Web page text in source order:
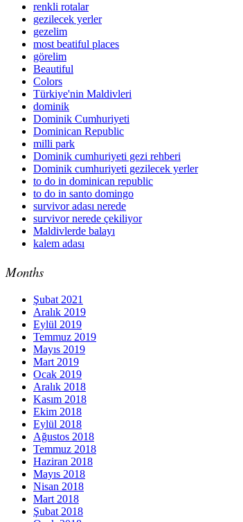
renkli rotalar
gezilecek yerler
gezelim
most beatiful places
görelim
Beautiful
Colors
Türkiye'nin Maldivleri
dominik
Dominik Cumhuriyeti
Dominican Republic
milli park
Dominik cumhuriyeti gezi rehberi
Dominik cumhuriyeti gezilecek yerler
to do in dominican republic
to do in santo domingo
survivor adası nerede
survivor nerede çekiliyor
Maldivlerde balayı
kalem adası
Months
Şubat 2021
Aralık 2019
Eylül 2019
Temmuz 2019
Mayıs 2019
Mart 2019
Ocak 2019
Aralık 2018
Kasım 2018
Ekim 2018
Eylül 2018
Ağustos 2018
Temmuz 2018
Haziran 2018
Mayıs 2018
Nisan 2018
Mart 2018
Şubat 2018